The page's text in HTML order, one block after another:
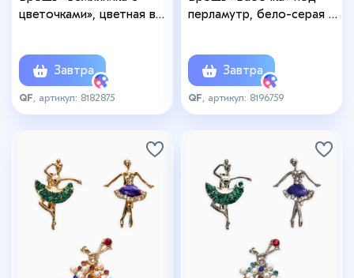
цветочками», цветная в
Завтра
QF , артикул: 8182875
перламутр, бело-серая в
Завтра
QF , артикул: 8196759